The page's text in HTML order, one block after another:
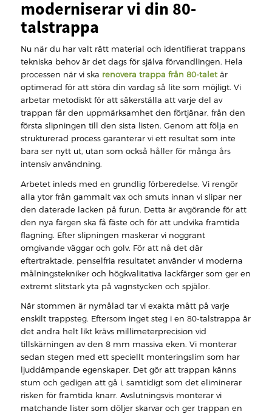
moderniserar vi din 80-
talstrappa
Nu när du har valt rätt material och identifierat trappans
tekniska behov är det dags för själva förvandlingen. Hela
processen när vi ska renovera trappa från 80-taletär
optimerad för att störa din vardag så lite som möjligt. Vi
arbetar metodiskt för att säkerställa att varje del av
trappan får den uppmärksamhet den förtjänar, från den
första slipningen till den sista listen. Genom att följa en
strukturerad process garanterar vi ett resultat som inte
bara ser nytt ut, utan som också håller för många års
intensiv användning.
Arbetet inleds med en grundlig förberedelse. Vi rengör
alla ytor från gammalt vax och smuts innan vi slipar ner
den daterade lacken på furun. Detta är avgörande för att
den nya färgen ska få fäste och för att undvika framtida
flagning. Efter slipningen maskerar vi noggrant
omgivande väggar och golv. För att nå det där
eftertraktade, penselfria resultatet använder vi moderna
målningstekniker och högkvalitativa lackfärger som ger en
extremt slitstark yta på vagnstycken och spjälor.
När stommen är nymålad tar vi exakta mått på varje
enskilt trappsteg. Eftersom inget steg i en 80-talstrappa är
det andra helt likt krävs millimeterprecision vid
tillskärningen av den 8 mm massiva eken. Vi monterar
sedan stegen med ett speciellt monteringslim som har
ljuddämpande egenskaper. Det gör att trappan känns
stum och gedigen att gå i, samtidigt som det eliminerar
risken för framtida knarr. Avslutningsvis monterar vi
matchande lister som döljer skarvar och ger trappan en